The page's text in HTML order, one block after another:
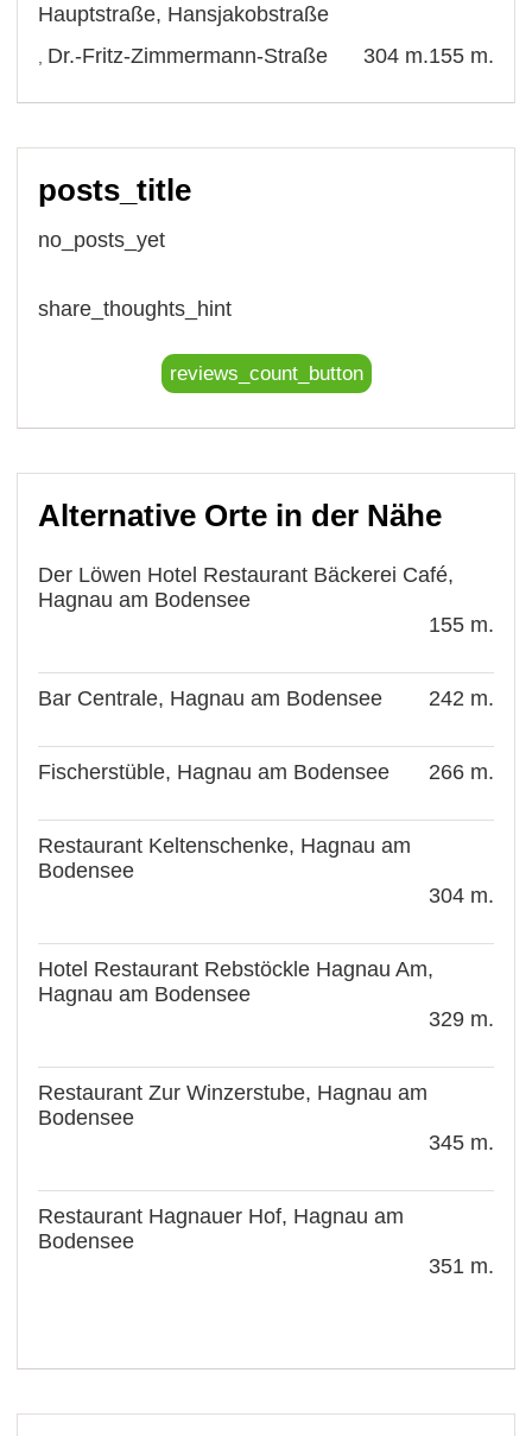
Hauptstraße, Hansjakobstraße
155 m.
Dr.-Fritz-Zimmermann-Straße 304 m.
posts_title
no_posts_yet
share_thoughts_hint
reviews_count_button
Alternative Orte in der Nähe
Der Löwen Hotel Restaurant Bäckerei Café,
Hagnau am Bodensee
155 m.
Bar Centrale, Hagnau am Bodensee 242 m.
Fischerstüble, Hagnau am Bodensee 266 m.
Restaurant Keltenschenke, Hagnau am
Bodensee
304 m.
Hotel Restaurant Rebstöckle Hagnau Am,
Hagnau am Bodensee
329 m.
Restaurant Zur Winzerstube, Hagnau am
Bodensee
345 m.
Restaurant Hagnauer Hof, Hagnau am
Bodensee
351 m.